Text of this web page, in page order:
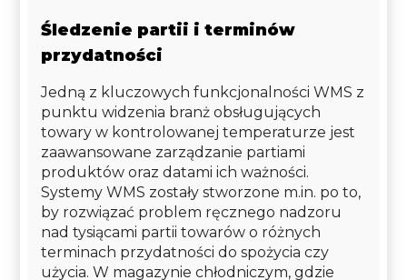
Śledzenie partii i terminów
przydatności
Jedną z kluczowych funkcjonalności WMS z
punktu widzenia branż obsługujących
towary w kontrolowanej temperaturze jest
zaawansowane zarządzanie partiami
produktów oraz datami ich ważności.
Systemy WMS zostały stworzone m.in. po to,
by rozwiązać problem ręcznego nadzoru
nad tysiącami partii towarów o różnych
terminach przydatności do spożycia czy
użycia. W magazynie chłodniczym, gdzie